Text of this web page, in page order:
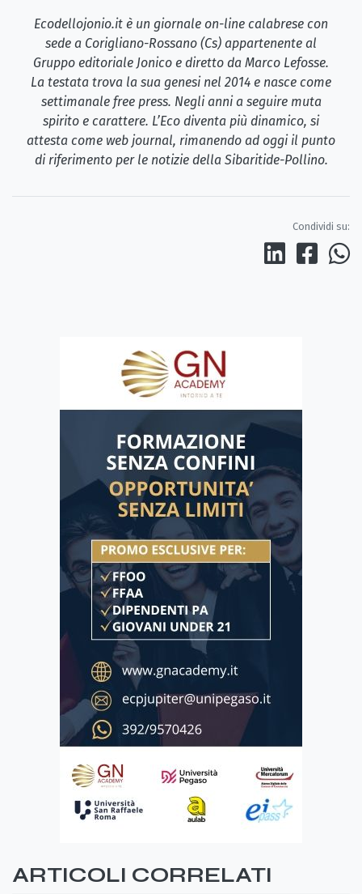
Ecodellojonio.it è un giornale on-line calabrese con
sede a Corigliano-Rossano (Cs) appartenente al
Gruppo editoriale Jonico e diretto da Marco Lefosse.
La testata trova la sua genesi nel 2014 e nasce come
settimanale free press. Negli anni a seguire muta
spirito e carattere. L’Eco diventa più dinamico, si
attesta come web journal, rimanendo ad oggi il punto
di riferimento per le notizie della Sibaritide-Pollino.
Condividi su:
ARTICOLI CORRELATI